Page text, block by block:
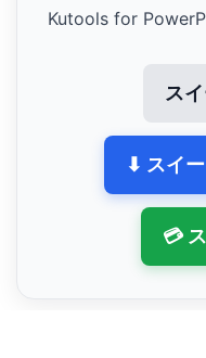
Kutools for
ス
⬇ スイ
💳